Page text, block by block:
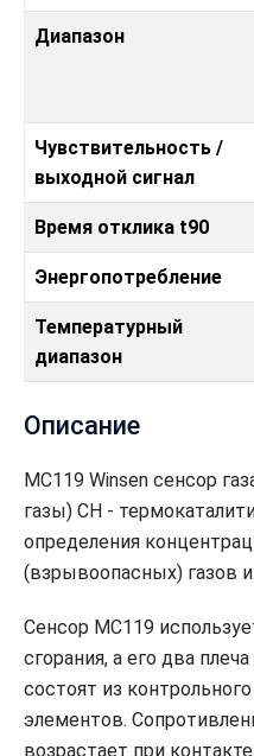
Диапазон
Чувствительность /
выходной сигнал
Время отклика t90
Энергопотребление
Температурный
диапазон
Описание
MC119 Winsen сенсор
газы) CH -
определения
(взрывоопасных) газов
Сенсор MC119
сгорания, а его два
состоят из
элементов.
возрастает при